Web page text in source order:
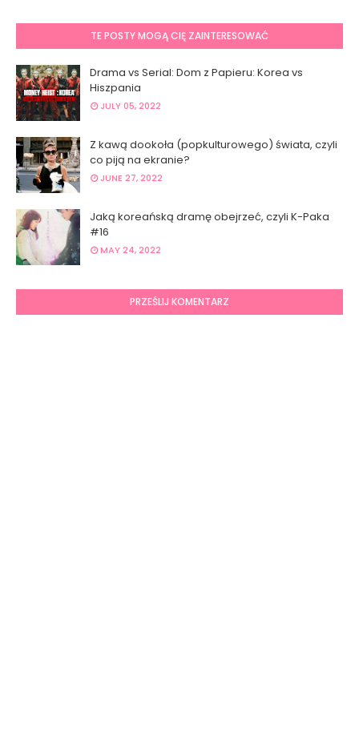
TE POSTY MOGĄ CIĘ ZAINTERESOWAĆ
Drama vs Serial: Dom z Papieru: Korea vs
Hiszpania
JULY 05, 2022
Z kawą dookoła (popkulturowego) świata, czyli
co piją na ekranie?
JUNE 27, 2022
Jaką koreańską dramę obejrzeć, czyli K-Paka
#16
MAY 24, 2022
PRZEŚLIJ KOMENTARZ